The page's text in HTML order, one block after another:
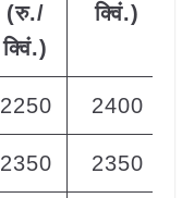
(रु./
क्विं.)
क्विं.)
2250 2400
2350 2350